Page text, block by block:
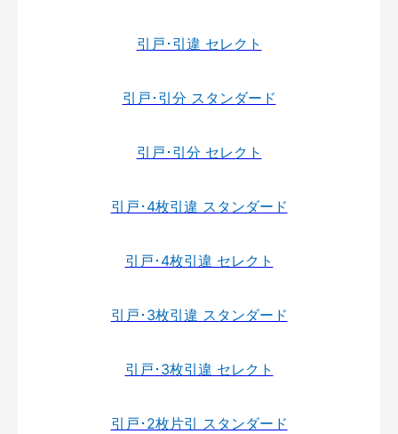
引戸･引違 セレクト
引戸･引分 スタンダード
引戸･引分 セレクト
引戸･4枚引違 スタンダード
引戸･4枚引違 セレクト
引戸･3枚引違 スタンダード
引戸･3枚引違 セレクト
引戸･2枚片引 スタンダード